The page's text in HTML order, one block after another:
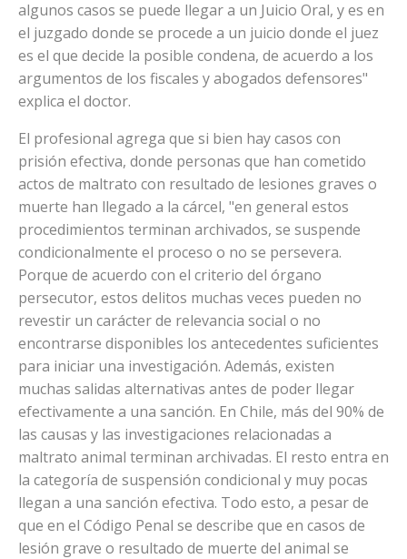
algunos casos se puede llegar a un Juicio Oral, y es en
el juzgado donde se procede a un juicio donde el juez
es el que decide la posible condena, de acuerdo a los
argumentos de los fiscales y abogados defensores"
explica el doctor.
El profesional agrega que si bien hay casos con
prisión efectiva, donde personas que han cometido
actos de maltrato con resultado de lesiones graves o
muerte han llegado a la cárcel, "en general estos
procedimientos terminan archivados, se suspende
condicionalmente el proceso o no se persevera.
Porque de acuerdo con el criterio del órgano
persecutor, estos delitos muchas veces pueden no
revestir un carácter de relevancia social o no
encontrarse disponibles los antecedentes suficientes
para iniciar una investigación. Además, existen
muchas salidas alternativas antes de poder llegar
efectivamente a una sanción. En Chile, más del 90% de
las causas y las investigaciones relacionadas a
maltrato animal terminan archivadas. El resto entra en
la categoría de suspensión condicional y muy pocas
llegan a una sanción efectiva. Todo esto, a pesar de
que en el Código Penal se describe que en casos de
lesión grave o resultado de muerte del animal se